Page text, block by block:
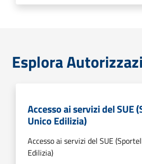
Esplora
Accesso ai servizi del SUE
Unico Edilizia)
Accesso ai servizi del SUE
Edilizia)